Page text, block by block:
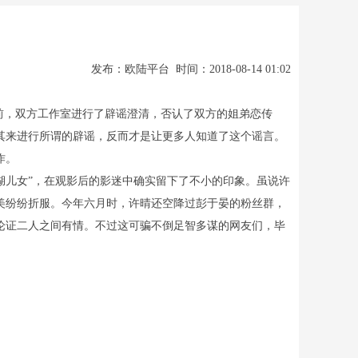
发布：欧陆平台 时间：2018-08-14 01:02
双方工作室进行了辟谣澄清，否认了双方的姐弟恋传
进行所谓的辟谣，反而才是让更多人知道了这个谣言。
女”，在观影后的影迷中确实留下了不小的印象。虽说许
纷折服。今年六月时，许晴还空降过彭于晏的粉丝群，
二人之间有情。不过这可骗不倒足智多谋的网友们，毕